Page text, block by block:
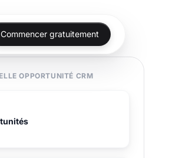
Commencer gratuitement
OPPORTUNITÉ CRM